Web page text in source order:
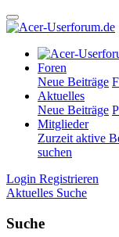
Foren
Neue Beiträge
Aktuelles
Neue Beiträge
Mitglieder
Zurzeit aktive
suchen
Login Registrieren
Aktuelles Suche
Suche